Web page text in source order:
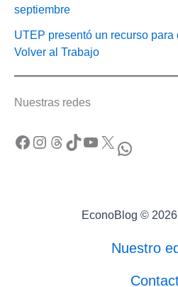
septiembre
UTEP presentó un recurso
Volver al Trabajo
Nuestras redes
Facebook Instagram Threads TikTok YouTube X WhatsApp
EconoBlog ©
Nuestro